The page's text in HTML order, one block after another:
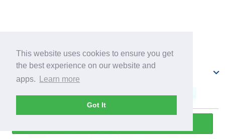
This website uses cookies to ensure you get
the best experience on our website and
apps.
Learn more
Got It
Старая Дача